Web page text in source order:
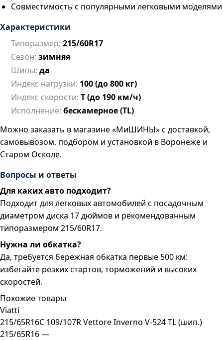
Совместимость с популярными легковыми моделями
Характеристики
Типоразмер: 215/60R17
Сезон: зимняя
Шипы: да
Индекс нагрузки: 100 (до 800 кг)
Индекс скорости: T (до 190 км/ч)
Исполнение: бескамерное (TL)
Можно заказать в магазине «МиШИНЫ» с доставкой,
самовывозом, подбором и установкой в Воронеже и
Старом Осколе.
Вопросы и ответы
Для каких авто подходит?
Подходит для легковых автомобилей с посадочным
диаметром диска 17 дюймов и рекомендованным
типоразмером 215/60R17.
Нужна ли обкатка?
Да, требуется бережная обкатка первые 500 км:
избегайте резких стартов, торможений и высоких
скоростей.
Похожие товары
Viatti
215/65R16C 109/107R Vettore Inverno V-524 TL (шип.)
215/65R16 —